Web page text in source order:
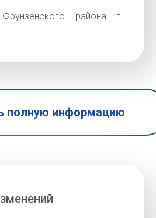
Фрунзенского района г.
полную информацию